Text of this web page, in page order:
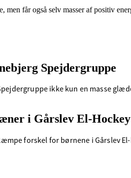
får også selv masser af positiv
Spejdergruppe
ikke kun en masse
i Gårslev El-Hockey
forskel for børnene i Gårslev